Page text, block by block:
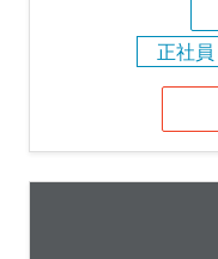
正社員